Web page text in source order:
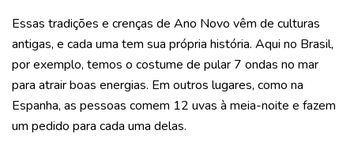
Essas tradições e crenças de Ano Novo vêm de culturas
antigas, e cada uma tem sua própria história. Aqui no Brasil,
por exemplo, temos o costume de pular 7 ondas no mar
para atrair boas energias. Em outros lugares, como na
Espanha, as pessoas comem 12 uvas à meia-noite e fazem
um pedido para cada uma delas.